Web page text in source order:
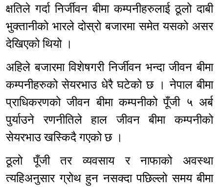
क्षतिले गर्दा निर्जीवन बीमा कम्पनीहरुलाई ठूलो दाबी
भुक्तानीको भारले दोस्रो बजारमा समेत यसको असर
देखिएको थियो ।
अहिले बजारमा विशेषगरी निर्जीवन भन्दा जीवन बीमा
कम्पनीहरुको सेयरभाउ धेरै घटेको छ । नेपाल बीमा
प्राधिकरणको जीवन बीमा कम्पनीको पूँजी ५ अर्ब
पुर्याउने रणनीतिले हाल जीवन बीमा कम्पनीको
सेयरभाउ खस्किदै गएको छ ।
ठूलो पूँजी तर व्यवसाय र नाफाको अवस्था
त्यहिअनुसार ग्रोथ हुन नसक्दा पछिल्लो समय बीमा